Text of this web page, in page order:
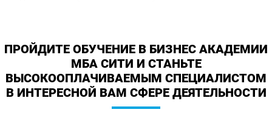
ПРОЙДИТЕ ОБУЧЕНИЕ В БИЗНЕС АКАДЕМИИ
МБА СИТИ И СТАНЬТЕ
ВЫСОКООПЛАЧИВАЕМЫМ СПЕЦИАЛИСТОМ
В ИНТЕРЕСНОЙ ВАМ СФЕРЕ ДЕЯТЕЛЬНОСТИ